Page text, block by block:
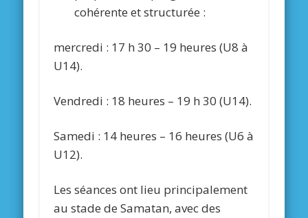
cohérente et structurée :
mercredi : 17 h 30 – 19 heures (U8 à
U14).
Vendredi : 18 heures – 19 h 30 (U14).
Samedi : 14 heures – 16 heures (U6 à
U12).
Les séances ont lieu principalement
au stade de Samatan, avec des